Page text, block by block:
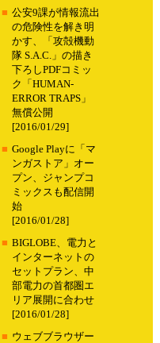
■ 公安9課が情報流出
の危険性を解き明
かす、「攻殻機動
隊 S.A.C.」の描き
下ろしPDFコミッ
ク「HUMAN-
ERROR TRAPS」
無償公開
[2016/01/29]
■ Google Playに「マ
ンガストア」オー
プン、ジャンプコ
ミックスも配信開
始
[2016/01/28]
■ BIGLOBE、電力と
インターネットの
セットプラン、中
部電力の首都圏エ
リア展開に合わせ
[2016/01/28]
■ ウェブブラウザー